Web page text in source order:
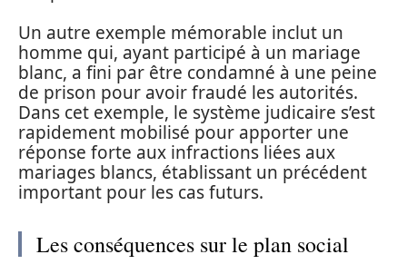
Un autre exemple mémorable inclut un
homme qui, ayant participé à un mariage
blanc, a fini par être condamné à une peine
de prison pour avoir fraudé les autorités.
Dans cet exemple, le système judicaire s’est
rapidement mobilisé pour apporter une
réponse forte aux infractions liées aux
mariages blancs, établissant un précédent
important pour les cas futurs.
Les conséquences sur le plan social